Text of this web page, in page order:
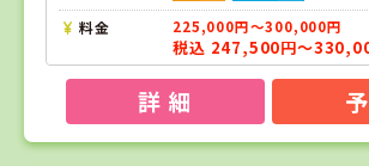
料金 225,000円～300,000円
税込 247,500円～
詳 細